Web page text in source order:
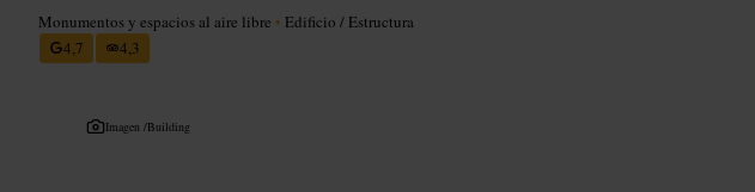
Monumentos y espacios al aire libre • Edificio / Estructura
4,7
4,3
Imagen /Building